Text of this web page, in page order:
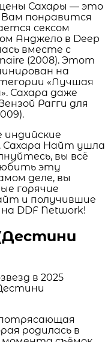
Сахары — это
Вам понравится
сексом
Анджело в Deep
вместе с
(2008). Этот
на
«Лучшая
Сахара даже
Рагги для
индийские
Сахара Найт ушла
вы всё
эту
деле, вы
горячие
и получившие
DDF Network!
родилась в